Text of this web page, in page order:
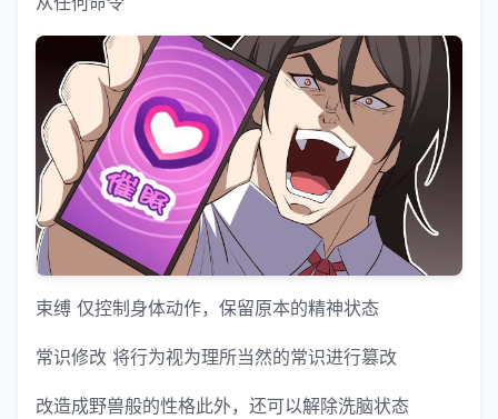
束缚 仅控制身体动作，保留原本的精神状态
常识修改 将行为视为理所当然的常识进行篡改
改造成野兽般的性格此外，还可以解除洗脑状态